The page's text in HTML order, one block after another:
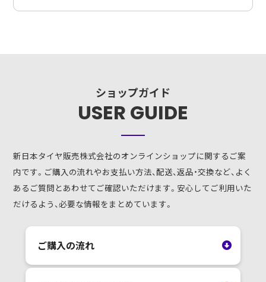
ショップガイド
USER GUIDE
新日本タイヤ販売株式会社のオンラインショップに関するご案
内です。ご購入の流れやお支払い方法、配送、返品・交換など、よく
あるご質問とあわせてご確認いただけます。安心してご利用いた
だけるよう、必要な情報をまとめています。
ご購入の流れ